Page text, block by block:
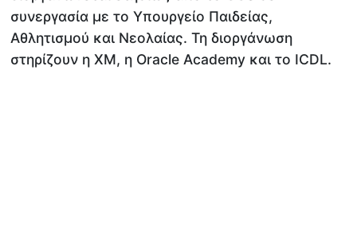
συνεργασία με το Υπουργείο Παιδείας,
Αθλητισμού και Νεολαίας. Τη διοργάνωση
στηρίζουν η XM, η Oracle Academy και το ICDL.